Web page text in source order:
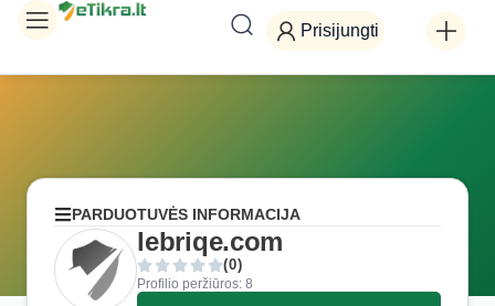
Prisijungti
PARDUOTUVĖS INFORMACIJA
lebriqe.com
(0)
Profilio peržiūros: 8